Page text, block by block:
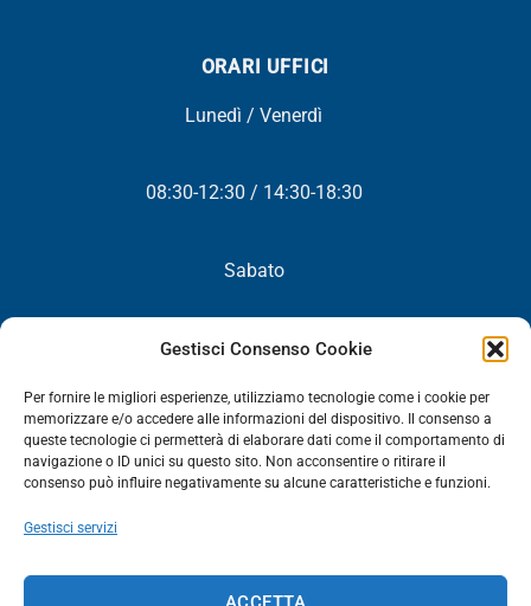
Gestisci Consenso Cookie
Per fornire le migliori esperienze, utilizziamo tecnologie come i cookie per
memorizzare e/o accedere alle informazioni del dispositivo. Il consenso a
queste tecnologie ci permetterà di elaborare dati come il comportamento di
navigazione o ID unici su questo sito. Non acconsentire o ritirare il
consenso può influire negativamente su alcune caratteristiche e funzioni.
Gestisci servizi
ORARI UFFICI
Lunedì / Venerdì
08:30-12:30 / 14:30-18:30
Sabato
Chiuso
NEWSLETTER
NEWSLETTER